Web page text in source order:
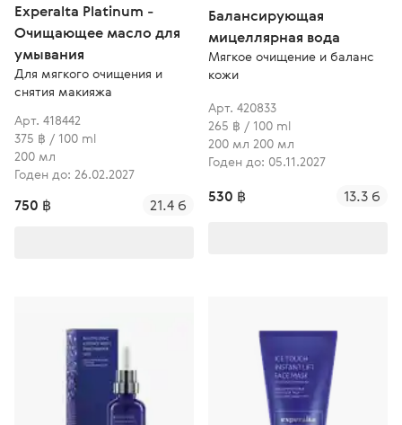
Experalta Platinum -
Очищающее масло для
умывания
Для мягкого очищения и
снятия макияжа
Арт. 418442
375 ฿ / 100 ml
200 мл
Годен до: 26.02.2027
750 ฿ 21.4 б
Балансирующая
мицеллярная вода
Мягкое очищение и баланс
кожи
Арт. 420833
265 ฿ / 100 ml
200 мл 200 мл
Годен до: 05.11.2027
530 ฿ 13.3 б